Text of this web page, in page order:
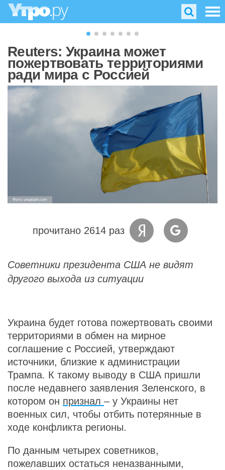
Reuters: Украина может
пожертвовать территориями
ради мира с Россией
Фото: unsplash.com
прочитано 2614 раз
Советники президента США не видят
другого выхода из ситуации
Украина будет готова пожертвовать своими
территориями в обмен на мирное
соглашение с Россией, утверждают
источники, близкие к администрации
Трампа. К такому выводу в США пришли
после недавнего заявления Зеленского, в
котором он признал – у Украины нет
военных сил, чтобы отбить потерянные в
ходе конфликта регионы.
По данным четырех советников,
пожелавших остаться неназванными,